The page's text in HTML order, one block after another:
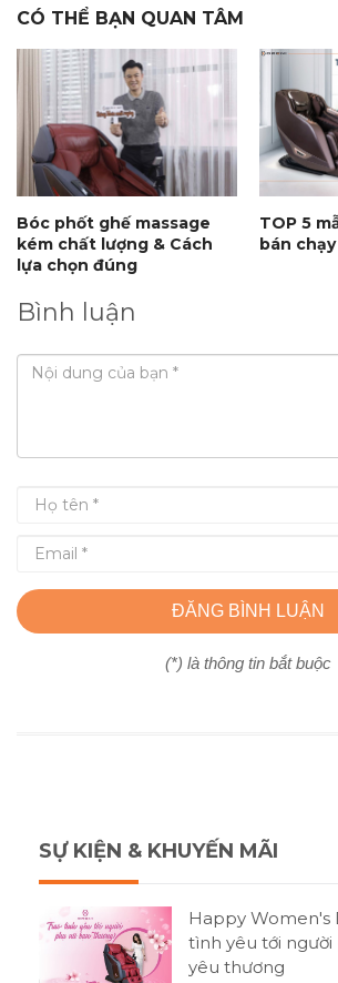
CÓ THỂ BẠN QUAN TÂM
Bóc phốt ghế massage
kém chất lượng & Cách
lựa chọn đúng
TOP 5
bán
Bình luận
ĐĂNG BÌNH LUẬN
(*) là thông tin bắt buộc
SỰ KIỆN & KHUYẾN MÃI
Happy Women's
tình yêu tới
yêu thương